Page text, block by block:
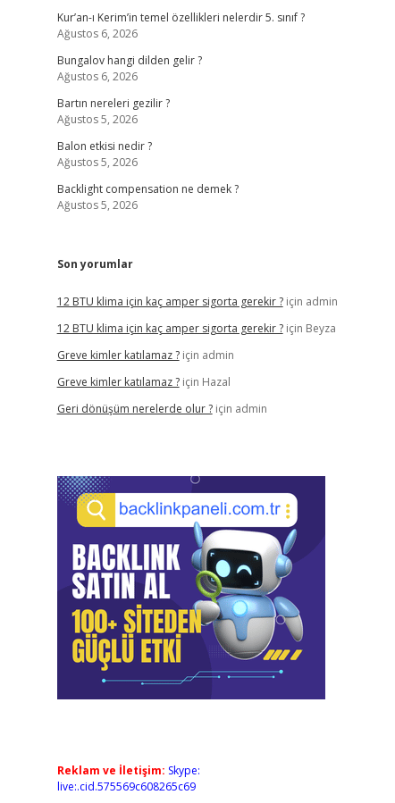
Kur’an-ı Kerim’in temel özellikleri nelerdir 5. sınıf ?
Ağustos 6, 2026
Bungalov hangi dilden gelir ?
Ağustos 6, 2026
Bartın nereleri gezilir ?
Ağustos 5, 2026
Balon etkisi nedir ?
Ağustos 5, 2026
Backlight compensation ne demek ?
Ağustos 5, 2026
Son yorumlar
12 BTU klima için kaç amper sigorta gerekir ?için admin
12 BTU klima için kaç amper sigorta gerekir ?için Beyza
Greve kimler katılamaz ?için admin
Greve kimler katılamaz ?için Hazal
Geri dönüşüm nerelerde olur ?için admin
Reklam ve İletişim: Skype:
live:.cid.575569c608265c69